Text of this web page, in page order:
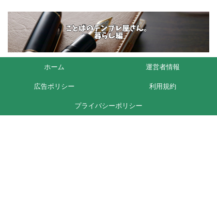
ホーム 運営者情報
広告ポリシー 利用規約
プライバシーポリシー